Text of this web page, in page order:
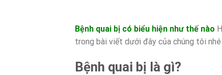
Bệnh quai bị có biểu hiện như thế nào
trong bài viết dưới đây của chúng tôi nhé
Bệnh quai bị là gì?